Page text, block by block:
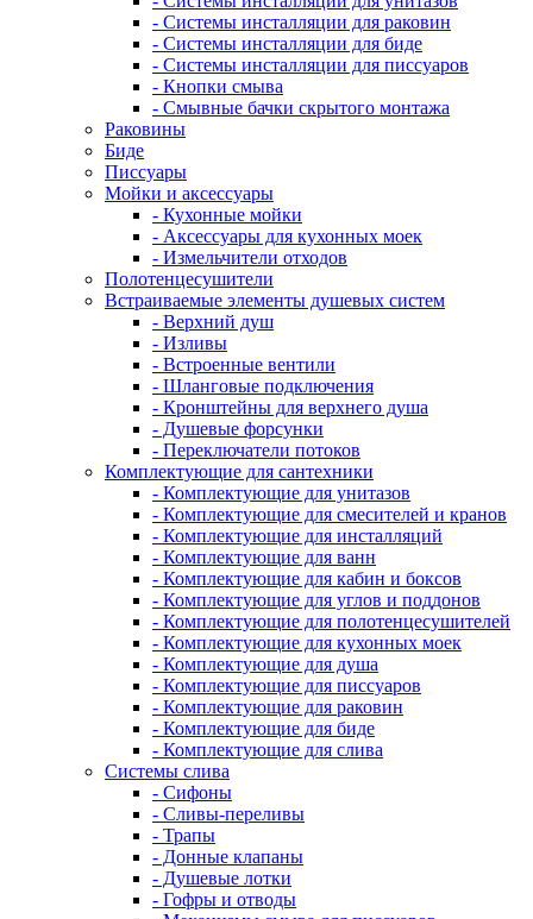
- Системы инсталляции для раковин
- Системы инсталляции для биде
- Системы инсталляции для писсуаров
- Кнопки смыва
- Смывные бачки скрытого монтажа
Раковины
Биде
Писсуары
Мойки и аксессуары
- Кухонные мойки
- Аксессуары для кухонных моек
- Измельчители отходов
Полотенцесушители
Встраиваемые элементы душевых систем
- Верхний душ
- Изливы
- Встроенные вентили
- Шланговые подключения
- Кронштейны для верхнего душа
- Душевые форсунки
- Переключатели потоков
Комплектующие для сантехники
- Комплектующие для унитазов
- Комплектующие для смесителей и кранов
- Комплектующие для инсталляций
- Комплектующие для ванн
- Комплектующие для кабин и боксов
- Комплектующие для углов и поддонов
- Комплектующие для полотенцесушителей
- Комплектующие для кухонных моек
- Комплектующие для душа
- Комплектующие для писсуаров
- Комплектующие для раковин
- Комплектующие для биде
- Комплектующие для слива
Системы слива
- Сифоны
- Сливы-переливы
- Трапы
- Донные клапаны
- Душевые лотки
- Гофры и отводы